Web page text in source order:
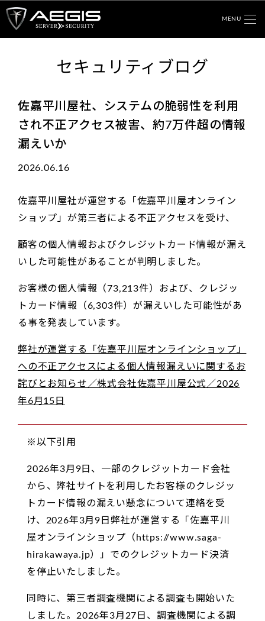
MENU
セキュリティブログ
佐嘉平川屋社、システムの脆弱性を利用
され不正アクセス被害、約7万件超の情報
漏えいか
2026.06.16
佐嘉平川屋社が運営する「佐嘉平川屋オンライン
ショップ」が第三者による不正アクセスを受け、
顧客の個人情報およびクレジットカード情報が漏え
いした可能性があることが判明しました。
お客様の個人情報（73,213件）および、クレジッ
トカード情報（6,303件）が漏えいした可能性があ
る事を発表しています。
弊社が運営する「佐嘉平川屋オンラインショップ」
への不正アクセスによる個人情報漏えいに関するお
詫びとお知らせ／株式会社佐嘉平川屋公式／2026
年6月15日
※以下引用
2026年3月9日、一部のクレジットカード会社
から、弊社サイトを利用したお客様のクレジッ
トカード情報の漏えい懸念について連絡を受
け、2026年3月9日弊社が運営する「佐嘉平川
屋オンラインショップ（https://www.saga-
hirakawaya.jp）」でのクレジットカード決済
を停止いたしました。
同時に、第三者調査機関による調査も開始いた
しました。2026年3月27日、調査機関による調